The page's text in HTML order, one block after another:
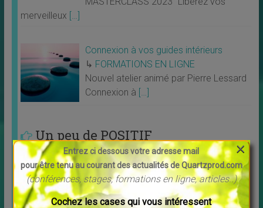
merveilleux […]
Connexion à vos guides intérieurs
↳ FORMATIONS EN LIGNE
Nouvel atelier animé par Pierre Lessard
Connexion à […]
Un peu de POSITIF
Entrez ci dessous votre adresse mail
pour être tenu au courant des actualités de Quartzprod.com
(conférences, stages, formations en ligne, articles..)
Cochez les cases qui vous intéressent
×